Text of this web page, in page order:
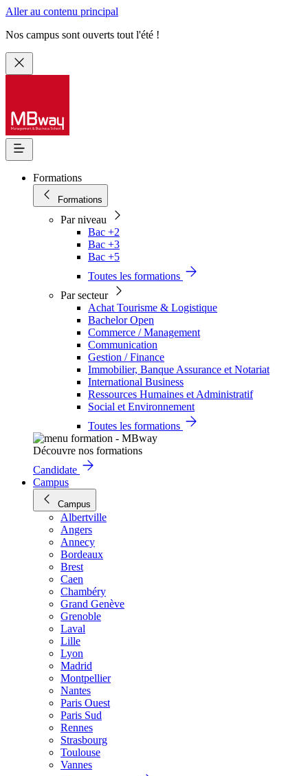
Aller au contenu principal
Nos campus sont ouverts tout l'été !
Formations
Formations
Par niveau
Bac +2
Bac +3
Bac +5
Toutes les formations
Par secteur
Achat Tourisme & Logistique
Bachelor Open
Commerce / Management
Communication
Gestion / Finance
Immobilier, Banque Assurance et Notariat
International Business
Ressources Humaines et Administratif
Social et Environnement
Toutes les formations
Découvre nos formations
Candidate
Campus
Campus
Albertville
Angers
Annecy
Bordeaux
Brest
Caen
Chambéry
Grand Genève
Grenoble
Laval
Lille
Lyon
Madrid
Montpellier
Nantes
Paris Ouest
Paris Sud
Rennes
Strasbourg
Toulouse
Vannes